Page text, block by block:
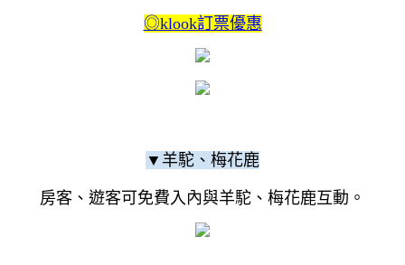
◎klook訂票優惠
▼羊駝、梅花鹿
房客、遊客可免費入內與羊駝、梅花鹿互動。